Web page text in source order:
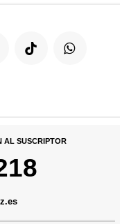
AL SUSCRIPTOR